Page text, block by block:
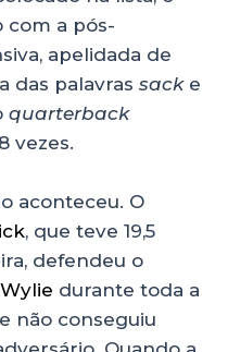
com a pós-
apelidada de
das palavras sack e
quarterback
vezes.
aconteceu. O
, que teve 19,5
defendeu o
durante toda a
não conseguiu